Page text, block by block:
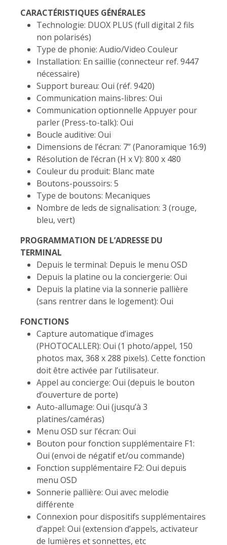
CARACTÉRISTIQUES GÉNÉRALES
Technologie: DUOX PLUS (full digital 2 fils
non polarisés)
Type de phonie: Audio/Video Couleur
Installation: En saillie (connecteur ref. 9447
nécessaire)
Support bureau: Oui (réf. 9420)
Communication mains-libres: Oui
Communication optionnelle Appuyer pour
parler (Press-to-talk): Oui
Boucle auditive: Oui
Dimensions de l’écran: 7” (Panoramique 16:9)
Résolution de l’écran (H x V): 800 x 480
Couleur du produit: Blanc mate
Boutons-poussoirs: 5
Type de boutons: Mecaniques
Nombre de leds de signalisation: 3 (rouge,
bleu, vert)
PROGRAMMATION DE L’ADRESSE DU
TERMINAL
Depuis le terminal: Depuis le menu OSD
Depuis la platine ou la conciergerie: Oui
Depuis la platine via la sonnerie pallière
(sans rentrer dans le logement): Oui
FONCTIONS
Capture automatique d’images
(PHOTOCALLER): Oui (1 photo/appel, 150
photos max, 368 x 288 pixels). Cette fonction
doit être activée par l’utilisateur.
Appel au concierge: Oui (depuis le bouton
d’ouverture de porte)
Auto-allumage: Oui (jusqu’à 3
platines/caméras)
Menu OSD sur l’écran: Oui
Bouton pour fonction supplémentaire F1:
Oui (envoi de négatif et/ou commande)
Fonction supplémentaire F2: Oui depuis
menu OSD
Sonnerie pallière: Oui avec melodie
différente
Connexion pour dispositifs supplémentaires
d’appel: Oui (extension d’appels, activateur
de lumières et sonnettes, etc